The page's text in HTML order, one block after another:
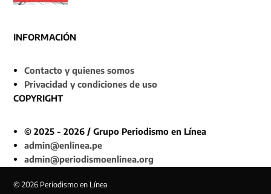
INFORMACIÓN
Contacto y quienes somos
Privacidad y condiciones de uso
COPYRIGHT
© 2025 - 2026 / Grupo Periodismo en Línea
admin@enlinea.pe
admin@periodismoenlinea.org
© 2026 Periodismo en Línea